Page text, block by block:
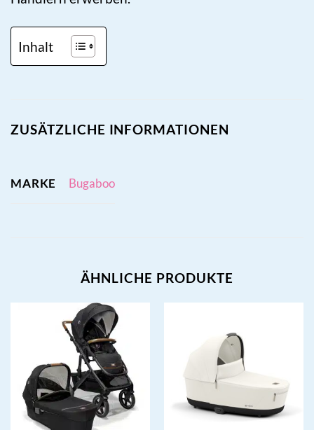
Inhalt
ZUSÄTZLICHE INFORMATIONEN
MARKE Bugaboo
ÄHNLICHE PRODUKTE